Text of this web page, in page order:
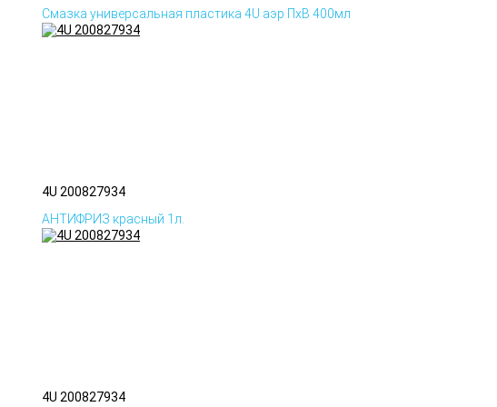
Смазка универсальная пластика 4U аэр ПхВ 400мл
4U 200827934
АНТИФРИЗ красный 1л.
4U 200827934